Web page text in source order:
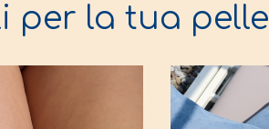
per la tua pelle